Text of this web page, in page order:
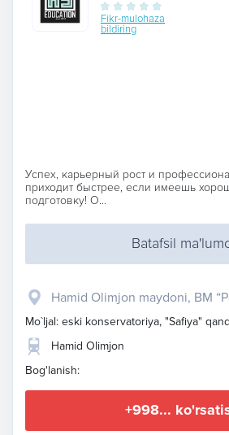
Fikr-mulohaza
bildiring
Успех, карьерный рост и
приходит быстрее, если имеешь
подготовку! О...
Batafsil
Hamid Olimjon maydoni, BM
Mo`ljal: eski konservatoriya, "Safiya"
Hamid Olimjon
Bog'lanish:
+998...